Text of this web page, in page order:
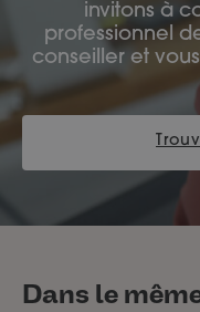
invitons à
professionnel
conseiller et
Dans le